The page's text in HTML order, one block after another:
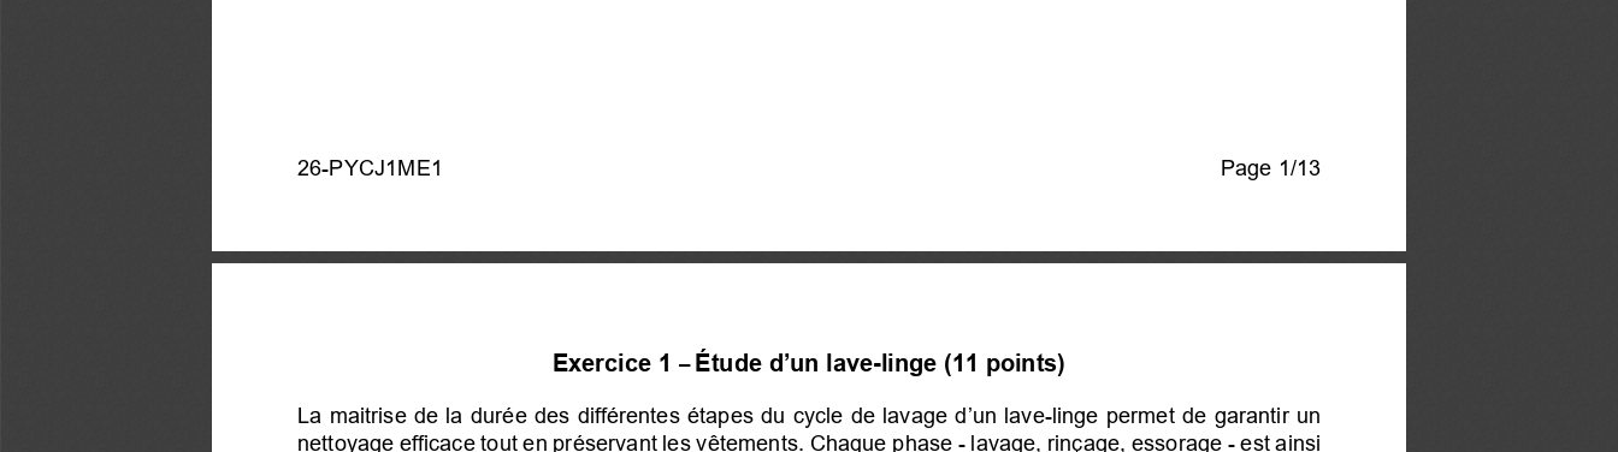
26-PYCJ1ME1 Page 1/13
Exercice 1 – Étude d’un lave-linge (11 points)
La maitrise de la durée des différentes étapes du cycle de lavage d’un lave-linge permet de garantir un
nettoyage efficace tout en préservant les vêtements. Chaque phase - lavage, rinçage, essorage - est ainsi